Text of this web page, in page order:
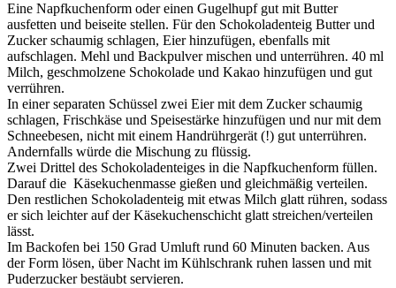
Eine Napfkuchenform oder einen Gugelhupf gut mit Butter
ausfetten und beiseite stellen. Für den Schokoladenteig Butter und
Zucker schaumig schlagen, Eier hinzufügen, ebenfalls mit
aufschlagen. Mehl und Backpulver mischen und unterrühren. 40 ml
Milch, geschmolzene Schokolade und Kakao hinzufügen und gut
verrühren.
In einer separaten Schüssel zwei Eier mit dem Zucker schaumig
schlagen, Frischkäse und Speisestärke hinzufügen und nur mit dem
Schneebesen, nicht mit einem Handrührgerät (!) gut unterrühren.
Andernfalls würde die Mischung zu flüssig.
Zwei Drittel des Schokoladenteiges in die Napfkuchenform füllen.
Darauf die Käsekuchenmasse gießen und gleichmäßig verteilen.
Den restlichen Schokoladenteig mit etwas Milch glatt rühren, sodass
er sich leichter auf der Käsekuchenschicht glatt streichen/verteilen
lässt.
Im Backofen bei 150 Grad Umluft rund 60 Minuten backen. Aus
der Form lösen, über Nacht im Kühlschrank ruhen lassen und mit
Puderzucker bestäubt servieren.